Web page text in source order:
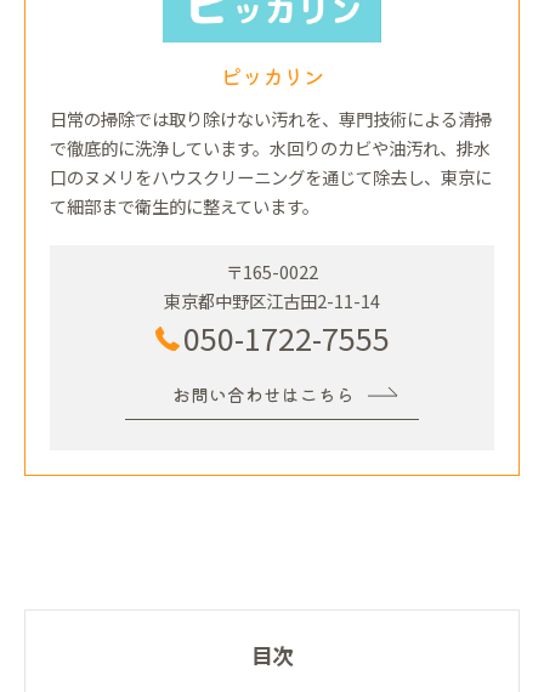
ピッカリン
日常の掃除では取り除けない汚れを、専門技術による清掃
で徹底的に洗浄しています。水回りのカビや油汚れ、排水
口のヌメリをハウスクリーニングを通じて除去し、東京に
て細部まで衛生的に整えています。
〒165-0022
東京都中野区江古田2-11-14
050-1722-7555
お問い合わせはこちら
目次